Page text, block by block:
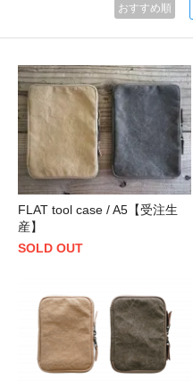
おすすめ順
FLAT tool case / A5【受注生
産】
SOLD OUT